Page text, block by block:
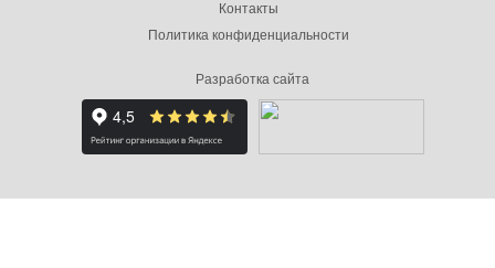
Контакты
Политика конфиденциальности
Разработка сайта